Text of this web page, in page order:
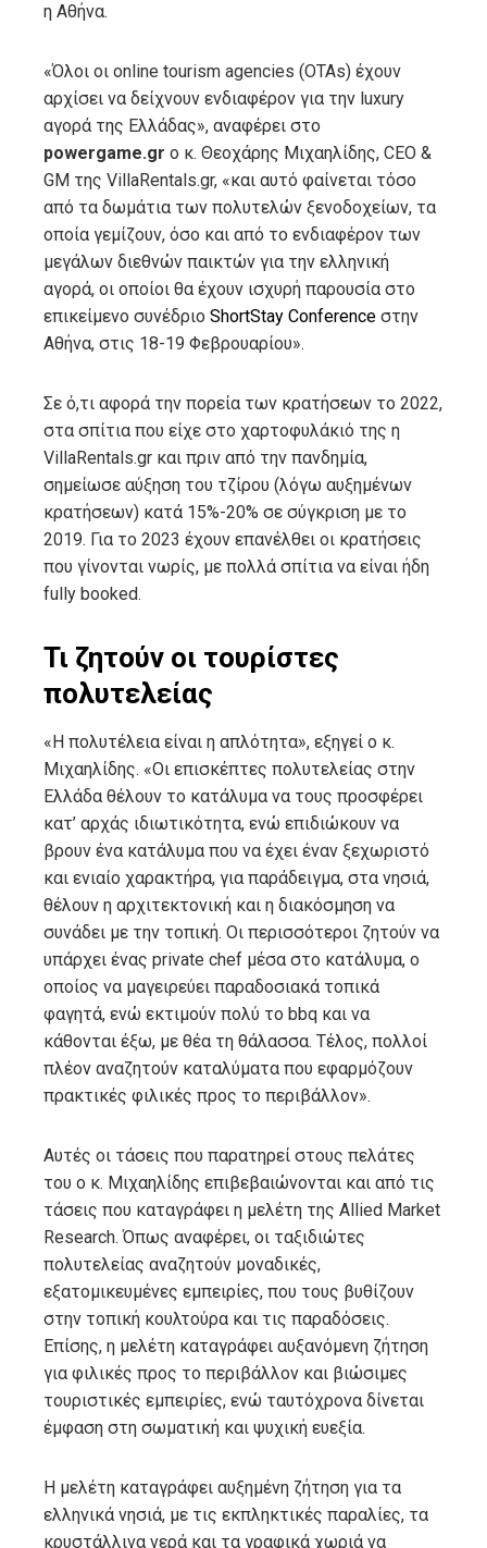
η Αθήνα.
«Όλοι οι online tourism agencies (OTAs) έχουν
αρχίσει να δείχνουν ενδιαφέρον για την luxury
αγορά της Ελλάδας», αναφέρει στο
powergame.gr ο κ. Θεοχάρης Μιχαηλίδης, CEO &
GM της VillaRentals.gr, «και αυτό φαίνεται τόσο
από τα δωμάτια των πολυτελών ξενοδοχείων, τα
οποία γεμίζουν, όσο και από το ενδιαφέρον των
μεγάλων διεθνών παικτών για την ελληνική
αγορά, οι οποίοι θα έχουν ισχυρή παρουσία στο
επικείμενο συνέδριο ShortStay Conference στην
Αθήνα, στις 18-19 Φεβρουαρίου».
Σε ό,τι αφορά την πορεία των κρατήσεων το 2022,
στα σπίτια που είχε στο χαρτοφυλάκιό της η
VillaRentals.gr και πριν από την πανδημία,
σημείωσε αύξηση του τζίρου (λόγω αυξημένων
κρατήσεων) κατά 15%-20% σε σύγκριση με το
2019. Για το 2023 έχουν επανέλθει οι κρατήσεις
που γίνονται νωρίς, με πολλά σπίτια να είναι ήδη
fully booked.
Τι ζητούν οι τουρίστες
πολυτελείας
«Η πολυτέλεια είναι η απλότητα», εξηγεί ο κ.
Μιχαηλίδης. «Οι επισκέπτες πολυτελείας στην
Ελλάδα θέλουν το κατάλυμα να τους προσφέρει
κατ’ αρχάς ιδιωτικότητα, ενώ επιδιώκουν να
βρουν ένα κατάλυμα που να έχει έναν ξεχωριστό
και ενιαίο χαρακτήρα, για παράδειγμα, στα νησιά,
θέλουν η αρχιτεκτονική και η διακόσμηση να
συνάδει με την τοπική. Οι περισσότεροι ζητούν να
υπάρχει ένας private chef μέσα στο κατάλυμα, ο
οποίος να μαγειρεύει παραδοσιακά τοπικά
φαγητά, ενώ εκτιμούν πολύ το bbq και να
κάθονται έξω, με θέα τη θάλασσα. Τέλος, πολλοί
πλέον αναζητούν καταλύματα που εφαρμόζουν
πρακτικές φιλικές προς το περιβάλλον».
Αυτές οι τάσεις που παρατηρεί στους πελάτες
του ο κ. Μιχαηλίδης επιβεβαιώνονται και από τις
τάσεις που καταγράφει η μελέτη της Allied Market
Research. Όπως αναφέρει, οι ταξιδιώτες
πολυτελείας αναζητούν μοναδικές,
εξατομικευμένες εμπειρίες, που τους βυθίζουν
στην τοπική κουλτούρα και τις παραδόσεις.
Επίσης, η μελέτη καταγράφει αυξανόμενη ζήτηση
για φιλικές προς το περιβάλλον και βιώσιμες
τουριστικές εμπειρίες, ενώ ταυτόχρονα δίνεται
έμφαση στη σωματική και ψυχική ευεξία.
Η μελέτη καταγράφει αυξημένη ζήτηση για τα
ελληνικά νησιά, με τις εκπληκτικές παραλίες, τα
κρυστάλλινα νερά και τα γραφικά χωριά να